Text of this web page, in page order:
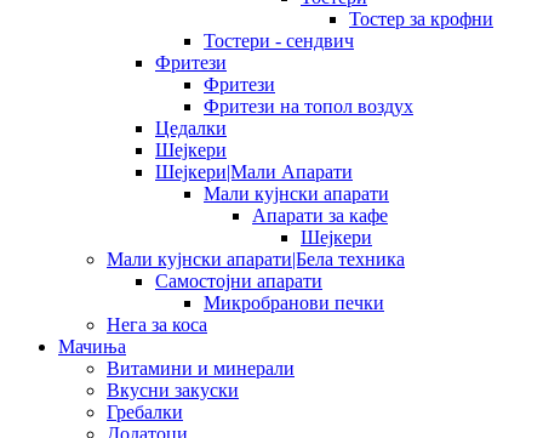
Тостер за крофни
Тостери - сендвич
Фритези
Фритези
Фритези на топол воздух
Цедалки
Шејкери
Шејкери|Мали Апарати
Мали кујнски апарати
Апарати за кафе
Шејкери
Мали кујнски апарати|Бела техника
Самостојни апарати
Микробранови печки
Нега за коса
Мачиња
Витамини и минерали
Вкусни закуски
Гребалки
Додатоци